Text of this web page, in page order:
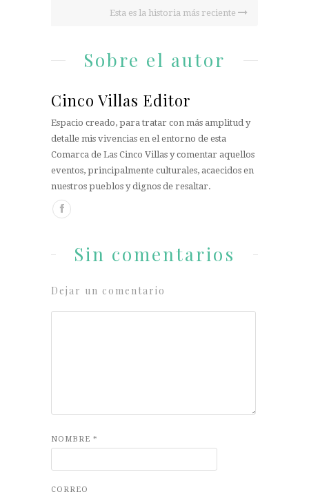
Esta es la historia más reciente
Sobre el autor
Cinco Villas Editor
Espacio creado, para tratar con más amplitud y
detalle mis vivencias en el entorno de esta
Comarca de Las Cinco Villas y comentar aquellos
eventos, principalmente culturales, acaecidos en
nuestros pueblos y dignos de resaltar.
Sin comentarios
Dejar un comentario
NOMBRE *
CORREO